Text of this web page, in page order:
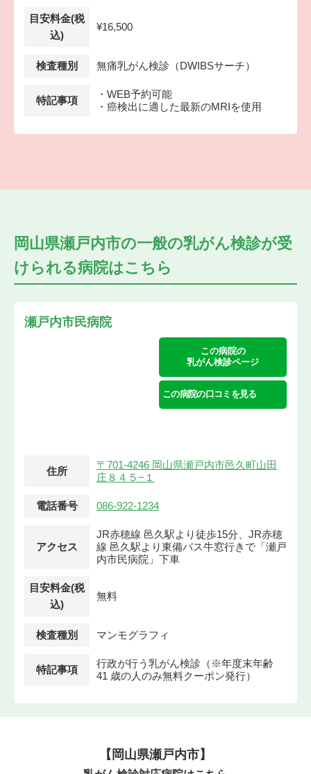
目安料金(税
込)
¥16,500
検査種別 無痛乳がん検診（DWIBSサーチ）
特記事項
・WEB予約可能
・癌検出に適した最新のMRIを使用
岡山県瀬戸内市の一般の乳がん検診が受
けられる病院はこちら
瀬戸内市民病院
この病院の
乳がん検診ページ
この病院の口コミを見る
住所
〒701-4246 岡山県瀬戸内市邑久町山田
庄８４５−１
電話番号 086-922-1234
アクセス
JR赤穂線 邑久駅より徒歩15分、JR赤穂
線 邑久駅より東備バス牛窓行きで「瀬戸
内市民病院」下車
目安料金(税
込)
無料
検査種別 マンモグラフィ
特記事項
行政が行う乳がん検診（※年度末年齢
41 歳の人のみ無料クーポン発行）
【岡山県瀬戸内市】